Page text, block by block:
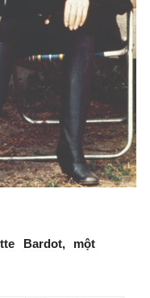
Bardot, một